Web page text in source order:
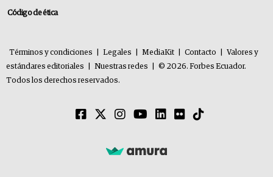
Código de ética
Términos y condiciones Legales MediaKit Contacto
Valores y
estándares editoriales
Nuestras redes
© 2026. Forbes Ecuador.
Todos los derechos reservados.